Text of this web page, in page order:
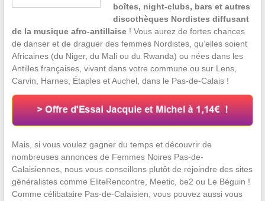
boîtes, night-clubs, bars et autres
discothèques Nordistes diffusant
de la musique afro-antillaise! Vous aurez de fortes chances
de danser et de draguer des femmes Nordistes, qu’elles soient
Africaines (du Niger, du Mali ou du Rwanda) ou nées dans les
Antilles françaises, vivant dans votre commune ou sur Lens,
Carvin, Harnes, Étaples et Auchel, dans le Pas-de-Calais !
Mais, si vous voulez gagner du temps et découvrir de
nombreuses annonces de Femmes Noires Pas-de-
Calaisiennes, nous vous conseillons plutôt de rejoindre des sites
généralistes comme EliteRencontre, Meetic, be2 ou Le Béguin !
Comme célibataire Pas-de-Calaisien, vous pouvez aussi vous